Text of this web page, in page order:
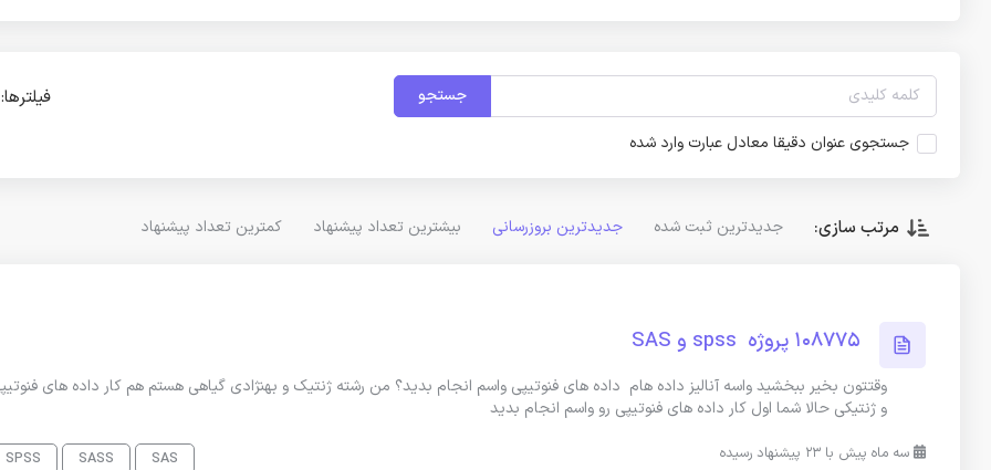
جستجو
جستجوی عنوان دقیقا معادل عبارت وارد شده
مرتب سازی: جدیدترین ثبت شده جدیدترین بروزرسانی بیشترین تعداد پیشنهاد کمترین تعداد پیشنهاد
108775 پروژه spss و SAS
وقتتون بخیر ببخشید واسه آنالیز داده هام داده های فنوتیپی واسم انجام بدید؟ من رشته ژنتیک و بهنژادی گیاهی هستم هم کار داده های
و ژنتیکی حالا شما اول کار داده های فنوتیپی رو واسم انجام بدید
سه ماه پیش با 23 پیشنهاد رسیده SAS
SASS
SPSS